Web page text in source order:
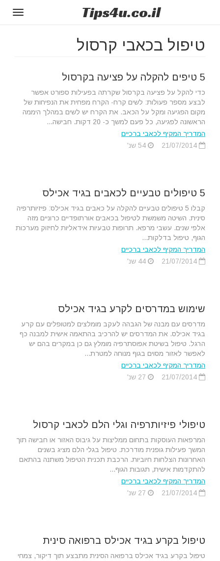
Tips4u.co.il
טיפול בכאבי קרסול
5 טיפים להקלה על פציעה בקרסול
כדי להקל על פציעה בקרסול שקרתה בפעילות ספורט אפשר
לבצע מספר פעולות: לשים קרח- הקרח מפחית את הנפיחות של
מקום הפגיעה ומקל על הכאב. את הקרח יש לשים במהלך היממה
הראשונה לפגיעה, כל פעם למשך כ- 20 דקות. חבישה...
המדריך המקיף לכאבי ברכיים
5 טיפולים טבעיים לכאבים בגיד אכילס
קבלו 5 טיפולים טבעיים להקלה על כאבים בגיד אכילס: פיזיותרפיה
סינית. השיטה משמשת לטיפול בכאבים אורתופדיים כרוניים מזה
אלפי שנים. עשבי מרפא. תרופות טבעיות אידאליות לחיזוק מערכות
הגוף, טיפול בדלקות...
המדריך המקיף לכאבי ברכיים
שימוש במדרסים לקרע בגיד אכילס
מדרסים עם מבנה של הגבהה לעקב מומלצים למטופלים עם קרע
בגיד אכילס. את המדרסים יש להרכיב בהתאמה אישית למבנה כף
הרגל. טיפול בשיטת אפוסתרפיה מומלץ גם כן במקרים בהם יש
לאפשר לאזור מסוים בגוף מנוחה למטרת...
המדריך המקיף לכאבי ברכיים
טיפולי פיזיותרפיה וגלי הלם לכאבי קרסול
המרפאות העוסקות בתחום ממליצות על גיבוס האזור או חבישה תוך
המשך פעילות גופנית מודרכת. טיפול בגלי הלם מציג בשנים
האחרונות הצלחות חיוביות. הרכבת תכנית הטיפול משתנה בהתאם
להתקדמות אישית, תגובות הגוף...
המדריך המקיף לכאבי ברכיים
טיפול בקרע בגיד אכילס ברפואה סינית
טיפול בקרע בגיד אכילס ברפואה הסינית מתבצע תוך דיקור, צמחי